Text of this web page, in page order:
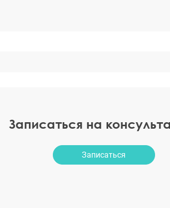
Записаться на
Записаться